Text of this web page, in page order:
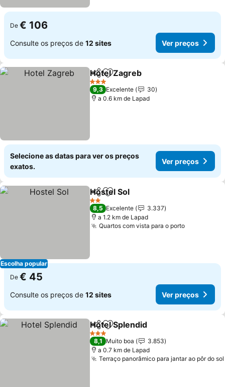
De € 106
Consulte os preços de 12 sites Ver preços
PartilharAdicionar aos favoritos
Hotel Zagreb
3 Estrelas
9,3 Excelente
30
a 0.6 km de Lapad
Selecione as datas para ver os preços
exatos.
Ver preços
Escolha popular
PartilharAdicionar aos favoritos
Hostel Sol
2 Estrelas
8,5 Excelente
3.337
a 1.2 km de Lapad
Quartos com vista para o portoVer
De € 45
Consulte os preços de 12 sites Ver preços
PartilharAdicionar aos favoritos
Hotel Splendid
3 Estrelas
8,1 Muito boa
3.853
a 0.7 km de Lapad
Terraço panorâmico para jantar ao pôr do sol